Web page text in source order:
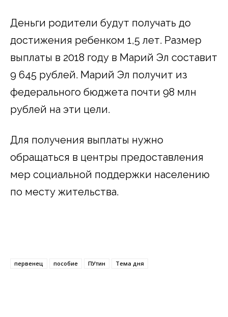
Деньги родители будут получать до
достижения ребенком 1,5 лет. Размер
выплаты в 2018 году в Марий Эл составит
9 645 рублей. Марий Эл получит из
федерального бюджета почти 98 млн
рублей на эти цели.
Для получения выплаты нужно
обращаться в центры предоставления
мер социальной поддержки населению
по месту жительства.
первенец пособие ПУтин Тема дня